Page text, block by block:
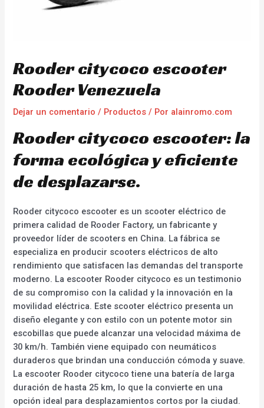
Rooder citycoco escooter
Rooder Venezuela
Dejar un comentario / Productos / Por alainromo.com
Rooder citycoco escooter: la
forma ecológica y eficiente
de desplazarse.
Rooder citycoco escooter es un scooter eléctrico de
primera calidad de Rooder Factory, un fabricante y
proveedor líder de scooters en China. La fábrica se
especializa en producir scooters eléctricos de alto
rendimiento que satisfacen las demandas del transporte
moderno. La escooter Rooder citycoco es un testimonio
de su compromiso con la calidad y la innovación en la
movilidad eléctrica. Este scooter eléctrico presenta un
diseño elegante y con estilo con un potente motor sin
escobillas que puede alcanzar una velocidad máxima de
30 km/h. También viene equipado con neumáticos
duraderos que brindan una conducción cómoda y suave.
La escooter Rooder citycoco tiene una batería de larga
duración de hasta 25 km, lo que la convierte en una
opción ideal para desplazamientos cortos por la ciudad.